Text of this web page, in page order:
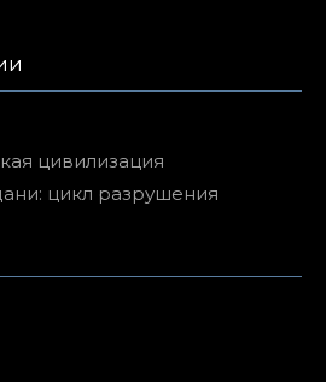
цивилизация
цикл разрушения